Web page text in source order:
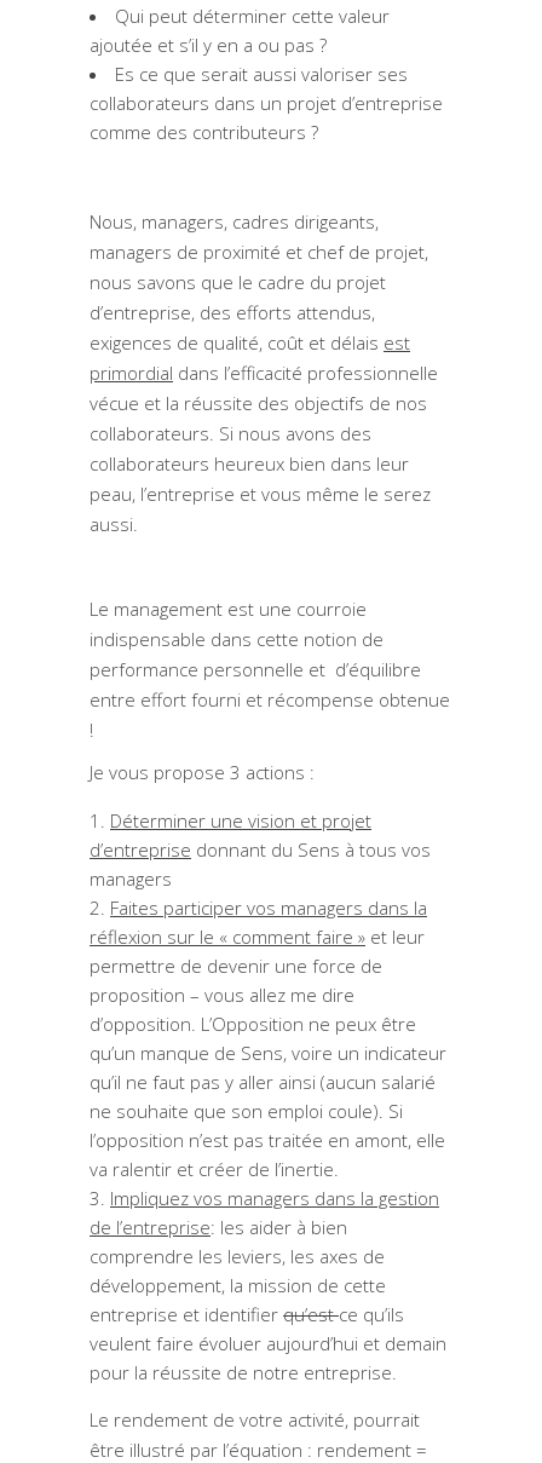
Qui peut déterminer cette valeur
ajoutée et s’il y en a ou pas ?
Es ce que serait aussi valoriser ses
collaborateurs dans un projet d’entreprise
comme des contributeurs ?
Nous, managers, cadres dirigeants,
managers de proximité et chef de projet,
nous savons que le cadre du projet
d’entreprise, des efforts attendus,
exigences de qualité, coût et délais est
primordial dans l’efficacité professionnelle
vécue et la réussite des objectifs de nos
collaborateurs. Si nous avons des
collaborateurs heureux bien dans leur
peau, l’entreprise et vous même le serez
aussi.
Le management est une courroie
indispensable dans cette notion de
performance personnelle et d’équilibre
entre effort fourni et récompense obtenue
!
Je vous propose 3 actions :
Déterminer une vision et projet
d’entreprise donnant du Sens à tous vos
managers
Faites participer vos managers dans la
réflexion sur le « comment faire » et leur
permettre de devenir une force de
proposition – vous allez me dire
d’opposition. L’Opposition ne peux être
qu’un manque de Sens, voire un indicateur
qu’il ne faut pas y aller ainsi (aucun salarié
ne souhaite que son emploi coule). Si
l’opposition n’est pas traitée en amont, elle
va ralentir et créer de l’inertie.
Impliquez vos managers dans la gestion
de l’entreprise: les aider à bien
comprendre les leviers, les axes de
développement, la mission de cette
entreprise et identifier qu’estce qu’ils
veulent faire évoluer aujourd’hui et demain
pour la réussite de notre entreprise.
Le rendement de votre activité, pourrait
être illustré par l’équation : rendement =